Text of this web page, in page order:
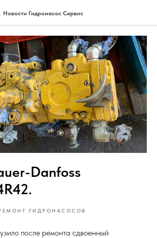
Новости Гидронасос Сервис
Danfoss
ГИДРОНАСОСОВ
после ремонта сдвоенный